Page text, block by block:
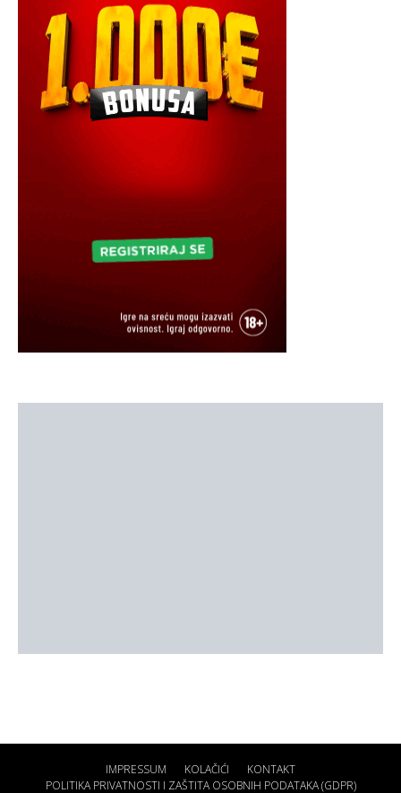
IMPRESSUM KOLAČIĆI
KONTAKT
POLITIKA PRIVATNOSTI I ZAŠTITA OSOBNIH PODATAKA (GDPR)